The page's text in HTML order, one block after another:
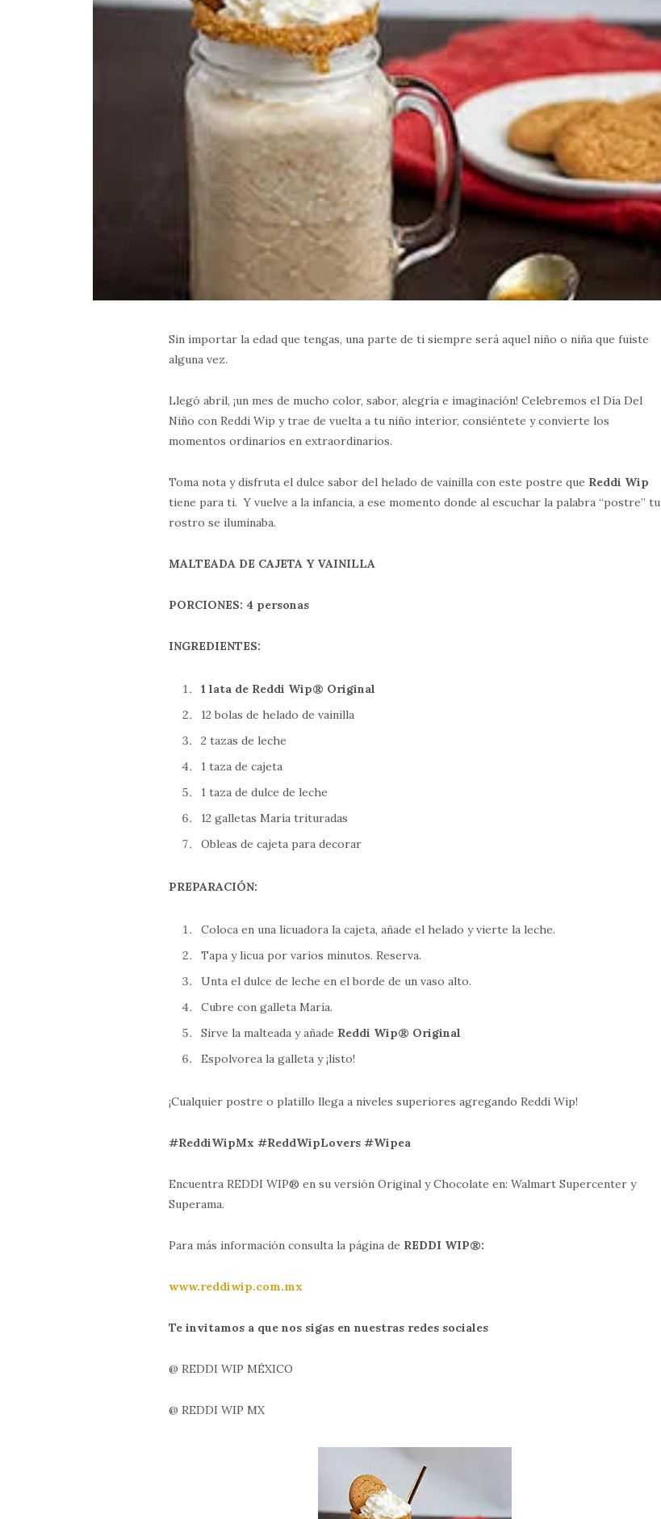
Sin importar la edad que tengas, una parte de ti siempre será aquel niño o niña que fuiste
alguna vez.
Llegó abril, ¡un mes de mucho color, sabor, alegría e imaginación! Celebremos el Día Del
Niño con Reddi Wip y trae de vuelta a tu niño interior, consiéntete y convierte los
momentos ordinarios en extraordinarios.
Toma nota y disfruta el dulce sabor del helado de vainilla con este postre que Reddi Wip
tiene para ti. Y vuelve a la infancia, a ese momento donde al escuchar la palabra “postre” tu
rostro se iluminaba.
MALTEADA DE CAJETA Y VAINILLA
PORCIONES: 4 personas
INGREDIENTES:
1 lata de Reddi Wip® Original
12 bolas de helado de vainilla
2 tazas de leche
1 taza de cajeta
1 taza de dulce de leche
12 galletas María trituradas
Obleas de cajeta para decorar
PREPARACIÓN:
Coloca en una licuadora la cajeta, añade el helado y vierte la leche.
Tapa y licua por varios minutos. Reserva.
Unta el dulce de leche en el borde de un vaso alto.
Cubre con galleta María.
Sirve la malteada y añade Reddi Wip® Original
Espolvorea la galleta y ¡listo!
¡Cualquier postre o platillo llega a niveles superiores agregando Reddi Wip!
#ReddiWipMx #ReddWipLovers #Wipea
Encuentra REDDI WIP® en su versión Original y Chocolate en: Walmart Supercenter y
Superama.
Para más información consulta la página de REDDI WIP®:
www.reddiwip.com.mx
Te invitamos a que nos sigas en nuestras redes sociales
@ REDDI WIP MÉXICO
@ REDDI WIP MX